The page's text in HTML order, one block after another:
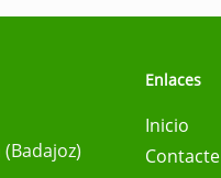
Enlaces
Inicio
Contacte